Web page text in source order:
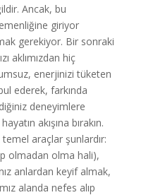
Ancak, bu
giriyor
gerekiyor. Bir sonraki
aklımızdan hiç
enerjinizi tüketen
ederek, farkında
deneyimlere
akışına bırakın.
araçlar şunlardır:
olmadan olma hali),
anlardan keyif almak,
alanda nefes alıp